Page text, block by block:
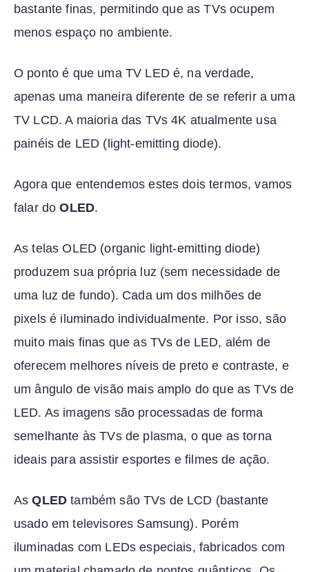
bastante finas, permitindo que as TVs ocupem
menos espaço no ambiente.
O ponto é que uma TV LED é, na verdade,
apenas uma maneira diferente de se referir a uma
TV LCD. A maioria das TVs 4K atualmente usa
painéis de LED (light-emitting diode).
Agora que entendemos estes dois termos, vamos
falar doOLED.
As telas OLED (organic light-emitting diode)
produzem sua própria luz (sem necessidade de
uma luz de fundo). Cada um dos milhões de
pixels é iluminado individualmente. Por isso, são
muito mais finas que as TVs de LED, além de
oferecem melhores níveis de preto e contraste, e
um ângulo de visão mais amplo do que as TVs de
LED. As imagens são processadas de forma
semelhante às TVs de plasma, o que as torna
ideais para assistir esportes e filmes de ação.
AsQLED também são TVs de LCD (bastante
usado em televisores Samsung). Porém
iluminadas com LEDs especiais, fabricados com